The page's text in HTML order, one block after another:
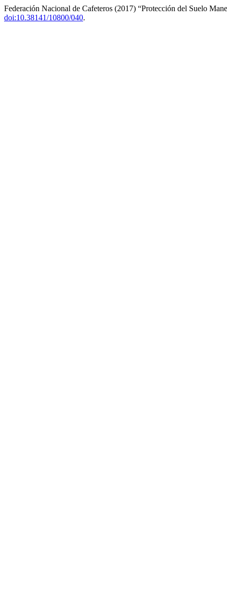
Federación Nacional de Cafeteros (2017) “Protección del Suelo
doi:10.38141/10800/040.